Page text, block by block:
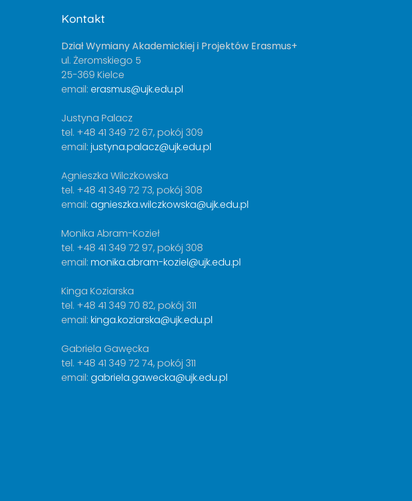
Kontakt
Dział Wymiany Akademickiej i Projektów Erasmus+
ul. Żeromskiego 5
25-369 Kielce
email: erasmus@ujk.edu.pl
Justyna Palacz
tel. +48 41 349 72 67, pokój 309
email: justyna.palacz@ujk.edu.pl
Agnieszka Wilczkowska
tel. +48 41 349 72 73, pokój 308
email: agnieszka.wilczkowska@ujk.edu.pl
Monika Abram-Kozieł
tel. +48 41 349 72 97, pokój 308
email: monika.abram-koziel@ujk.edu.pl
Kinga Koziarska
tel. +48 41 349 70 82, pokój 311
email: kinga.koziarska@ujk.edu.pl
Gabriela Gawęcka
tel. +48 41 349 72 74, pokój 311
email: gabriela.gawecka@ujk.edu.pl